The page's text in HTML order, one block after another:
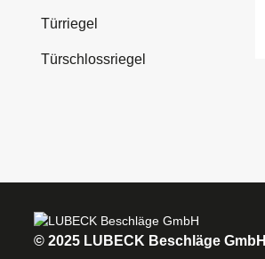
Türriegel
Türschlossriegel
© 2025 LUBECK Beschläge GmbH